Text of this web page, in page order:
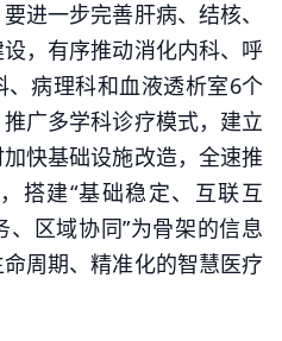
进一步完善肝病、结核、
，有序推动消化内科、呼
病理科和血液透析室6个
广多学科诊疗模式，建立
快基础设施改造，全速推
搭建“基础稳定、互联互
区域协同”为骨架的信息
周期、精准化的智慧医疗